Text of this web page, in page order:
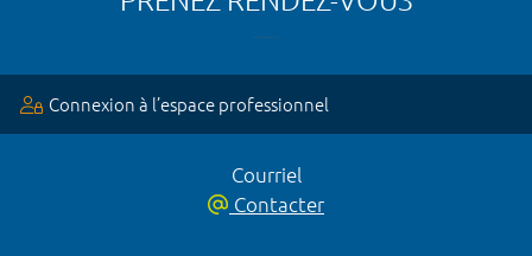
Connexion à l’espace professionnel
Courriel
Contacter